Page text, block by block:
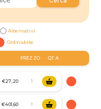
Alternativi
Ordinabile
PREZZO QT.A
€27,20
€401,60